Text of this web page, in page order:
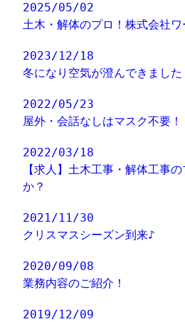
2025/05/02
土木・解体のプロ！株式会社ワ
2023/12/18
冬になり空気が澄んできまし
2022/05/23
屋外・会話なしはマスク不要！
2022/03/18
【求人】土木工事・解体工事
か？
2021/11/30
クリスマスシーズン到来♪
2020/09/08
業務内容のご紹介！
2019/12/09